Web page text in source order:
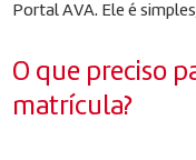
Portal AVA. Ele é
O que preciso
matrícula?